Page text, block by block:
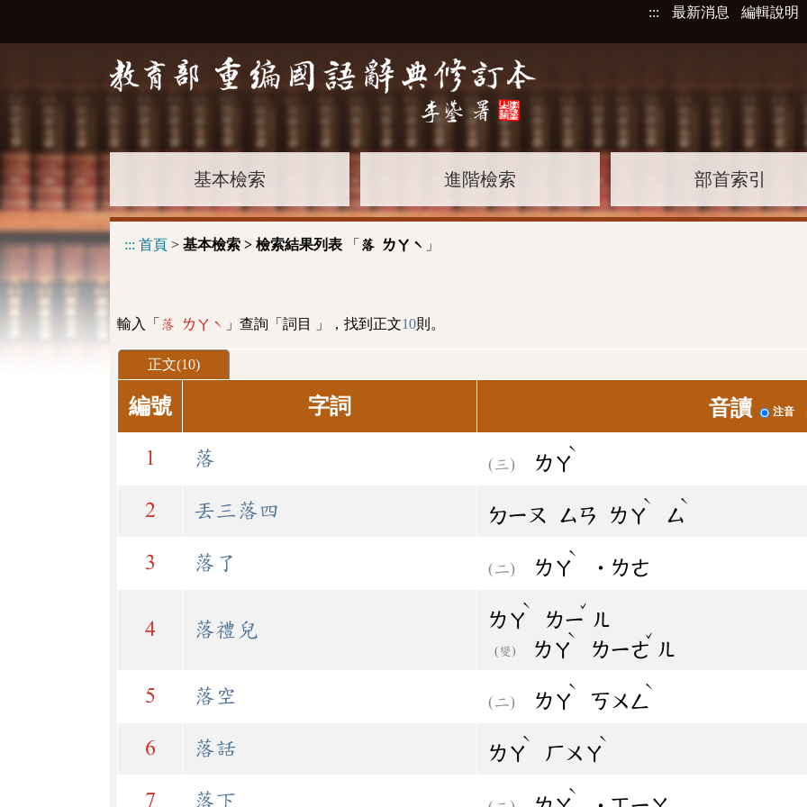
::: 最新消息 編輯說明
基本檢索 進階檢索 部首索引
::: 首頁 > 基本檢索 > 檢索結果列表 「 落 ㄌㄚˋ 」
輸入「 落 ㄌㄚˋ 」查詢「詞目 」，找到正文10則。
正文(10)
編號 字詞 音讀 注音
1 落 ㄌㄚ
ˋ
2 丟三落四 ㄉㄧㄡ ㄙㄢ ㄌㄚ
ˋ
ㄙ
ˋ
3 落了 ㄌㄚ
ˋ
˙ㄌㄜ
4 落禮兒 ㄌㄚ
ˋ
ㄌㄧ
ˇ
ㄦ
(變) ㄌㄚ
ˋ
ㄌㄧㄜ
ˇ
ㄦ
5 落空 ㄌㄚ
ˋ
ㄎㄨㄥ
ˋ
6 落話 ㄌㄚ
ˋ
ㄏㄨㄚ
ˋ
7 落下 ˋ